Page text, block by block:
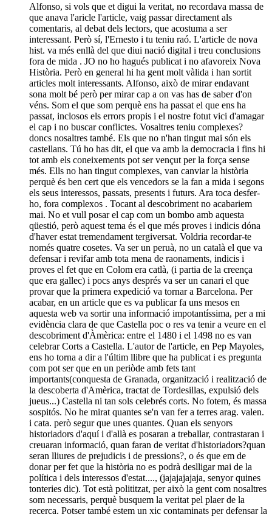
Alfonso, si vols que et digui la veritat, no recordava massa de
que anava l'aricle l'article, vaig passar directament als
comentaris, al debat dels lectors, que acostuma a ser
interessant. Però sí, l'Ernesto i tu teniu raó. L'article de nova
hist. va més enllà del que diui nació digital i treu conclusions
fora de mida . JO no ho hagués publicat i no afavoreix Nova
Història. Però en general hi ha gent molt vàlida i han sortit
articles molt interessants. Alfonso, això de mirar endavant
sona molt bé però per mirar cap a on vas has de saber d'on
véns. Som el que som perquè ens ha passat el que ens ha
passat, inclosos els errors propis i el nostre fotut vici d'amagar
el cap i no buscar conflictes. Vosaltres teniu complexes?
doncs nosaltres també. Els que no n'han tingut mai són els
castellans. Tú ho has dit, el que va amb la democracia i fins hi
tot amb els coneixements pot ser vençut per la força sense
més. Ells no han tingut complexes, van canviar la història
perquè és ben cert que els vencedors se la fan a mida i segons
els seus interessos, passats, presents i futurs. Ara toca desfer-
ho, fora complexos . Tocant al descobriment no acabariem
mai. No et vull posar el cap com un bombo amb aquesta
qüestió, però aquest tema és el que més proves i indicis dóna
d'haver estat tremendament tergiversat. Voldria recordar-te
només quatre cosetes. Va ser un peruà, no un català el que va
defensar i revifar amb tota mena de raonaments, indicis i
proves el fet que en Colom era catlà, (i partia de la creença
que era gallec) i pocs anys després va ser un canari el que
provar que la primera expedició va tornar a Barcelona. Per
acabar, en un article que es va publicar fa uns mesos en
aquesta web va sortir una informació impotantíssima, per a mi
evidència clara de que Castella poc o res va tenir a veure en el
descobriment d'Àmèrica: entre el 1480 i el 1498 no es van
celebrar Corts a Castella. L'autor de l'article, en Pep Mayoles,
ens ho torna a dir a l'últim llibre que ha publicat i es pregunta
com pot ser que en un periòde amb fets tant
importants(conquesta de Granada, organització i realització de
la descoberta d'Amèrica, tractat de Tordesillas, expulsió dels
jueus...) Castella ni tan sols celebrés corts. No fotem, és massa
sospitós. No he mirat quantes se'n van fer a terres arag. valen.
i cata. però segur que unes quantes. Quan els senyors
historiadors d'aquí i d'allà es posaran a treballar, contrastaran i
creuaran informació, quan faran de veritat d'historiadors?quan
seran lliures de prejudicis i de pressions?, o és que em de
donar per fet que la història no es podrà deslligar mai de la
política i dels interessos d'estat...., (jajajajajaja, senyor quines
tonteries dic). Tot està polititzat, per això la gent com nosaltres
som necessaris, perquè busquem la veritat pel plaer de la
recerca. Potser també estem un xic contaminats per defensar la